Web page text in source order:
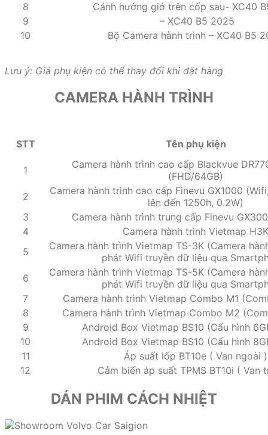
8
Cánh hướng gió trên cốp sau- XC40
9
– XC40 B5 2025
10
Bộ Camera hành trình – XC40 B5
Lưu ý: Giá phụ kiện có thể thay đổi khi đặt hàng
CAMERA HÀNH TRÌNH
STT Tên phụ kiện
1
Camera hành trình cao cấp Blackvue
(FHD/64GB)
2
Camera hành trình cao cấp Finevu GX1000
lên đến 1250h, 0.2W)
3
Camera hành trình trung cấp Finevu
4
Camera hành trình Vietmap H3K
5
Camera hành trình Vietmap TS-3K (Camera
phát Wifi truyền dữ liệu qua
6
Camera hành trình Vietmap TS-5K (Camera
phát Wifi truyền dữ liệu qua
7
Camera hành trình Vietmap Combo M1
8
Camera hành trình Vietmap Combo M2
9
Android Box Vietmap BS10 (Cấu hình
10
Android Box Vietmap BS10 (Cấu hình
11
Áp suất lốp BT10e ( Van ngoài )
12
Cảm biến áp suất TPMS BT10i ( Van
DÁN PHIM CÁCH NHIỆT